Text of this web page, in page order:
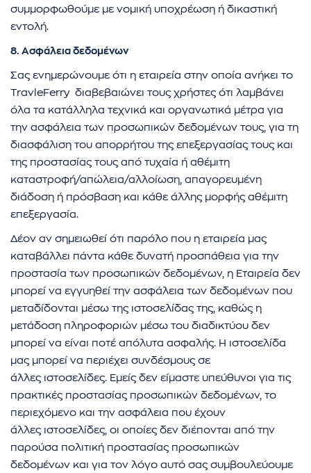
συμμορφωθούμε με νομική υποχρέωση ή δικαστική
εντολή.
8. Ασφάλεια δεδομένων
Σας ενημερώνουμε ότι η εταιρεία στην οποία ανήκει το
TravleFerry διαβεβαιώνει τους χρήστες ότι λαμβάνει
όλα τα κατάλληλα τεχνικά και οργανωτικά μέτρα για
την ασφάλεια των προσωπικών δεδομένων τους, για τη
διασφάλιση του απορρήτου της επεξεργασίας τους και
της προστασίας τους από τυχαία ή αθέμιτη
καταστροφή/απώλεια/αλλοίωση, απαγορευμένη
διάδοση ή πρόσβαση και κάθε άλλης μορφής αθέμιτη
επεξεργασία.
Δέον αν σημειωθεί ότι παρόλο που η εταιρεία μας
καταβάλλει πάντα κάθε δυνατή προσπάθεια για την
προστασία των προσωπικών δεδομένων, η Εταιρεία δεν
μπορεί να εγγυηθεί την ασφάλεια των δεδομένων που
μεταδίδονται μέσω της ιστοσελίδας της, καθώς η
μετάδοση πληροφοριών μέσω του διαδικτύου δεν
μπορεί να είναι ποτέ απόλυτα ασφαλής. Η ιστοσελίδα
μας μπορεί να περιέχει συνδέσμους σε
άλλες ιστοσελίδες. Εμείς δεν είμαστε υπεύθυνοι για τις
πρακτικές προστασίας προσωπικών δεδομένων, το
περιεχόμενο και την ασφάλεια που έχουν
άλλες ιστοσελίδες, οι οποίες δεν διέπονται από την
παρούσα πολιτική προστασίας προσωπικών
δεδομένων και για τον λόγο αυτό σας συμβουλεύουμε